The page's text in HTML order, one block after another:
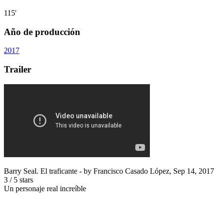
115'
Año de producción
2017
Trailer
Barry Seal. El traficante - by Francisco Casado López, Sep 14, 2017
3 / 5 stars
Un personaje real increíble